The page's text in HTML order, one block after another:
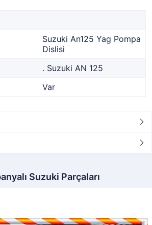
Suzuki An125 Yag Pompa
Dislisi
. Suzuki AN 125
Var
Suzuki Parçaları